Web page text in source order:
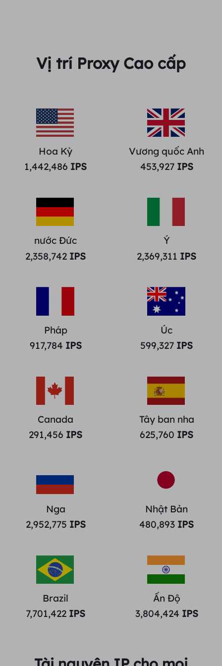
Vị trí Proxy Cao cấp
Hoa Kỳ
1,442,486 IPS
Vương quốc Anh
453,927IPS
nước Đức
2,358,742 IPS
Ý
2,369,311 IPS
Pháp
917,784 IPS
Úc
599,327 IPS
Canada
291,456 IPS
Tây ban nha
625,760 IPS
Nga
2,952,775 IPS
Nhật Bản
480,893 IPS
Brazil
7,701,422 IPS
Ấn Độ
3,804,424 IPS